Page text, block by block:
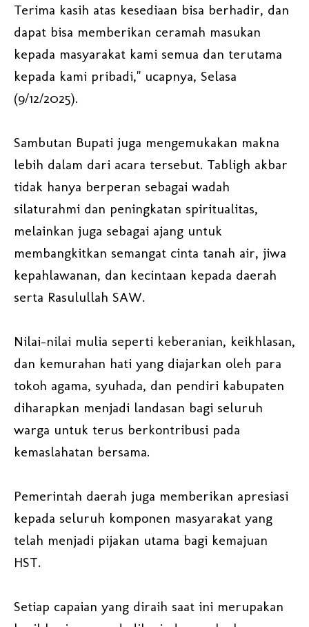
Terima kasih atas kesediaan bisa berhadir, dan
dapat bisa memberikan ceramah masukan
kepada masyarakat kami semua dan terutama
kepada kami pribadi," ucapnya, Selasa
(9/12/2025).
Sambutan Bupati juga mengemukakan makna
lebih dalam dari acara tersebut. Tabligh akbar
tidak hanya berperan sebagai wadah
silaturahmi dan peningkatan spiritualitas,
melainkan juga sebagai ajang untuk
membangkitkan semangat cinta tanah air, jiwa
kepahlawanan, dan kecintaan kepada daerah
serta Rasulullah SAW.
Nilai-nilai mulia seperti keberanian, keikhlasan,
dan kemurahan hati yang diajarkan oleh para
tokoh agama, syuhada, dan pendiri kabupaten
diharapkan menjadi landasan bagi seluruh
warga untuk terus berkontribusi pada
kemaslahatan bersama.
Pemerintah daerah juga memberikan apresiasi
kepada seluruh komponen masyarakat yang
telah menjadi pijakan utama bagi kemajuan
HST.
Setiap capaian yang diraih saat ini merupakan